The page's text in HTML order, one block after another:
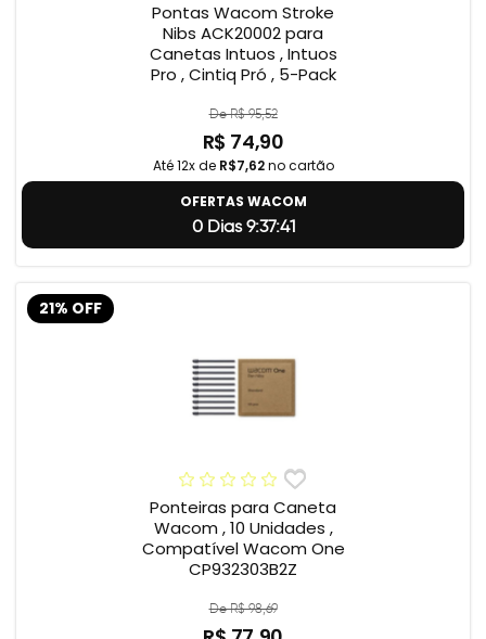
Pontas Wacom Stroke
Nibs ACK20002 para
Canetas Intuos , Intuos
Pro , Cintiq Pró , 5-Pack
De R$ 95,52
R$ 74,90
Até 12x de R$7,62no cartão
OFERTAS WACOM
0 Dias 9:37:40
21% OFF
Ponteiras para Caneta
Wacom , 10 Unidades ,
Compatível Wacom One
CP932303B2Z
De R$ 98,69